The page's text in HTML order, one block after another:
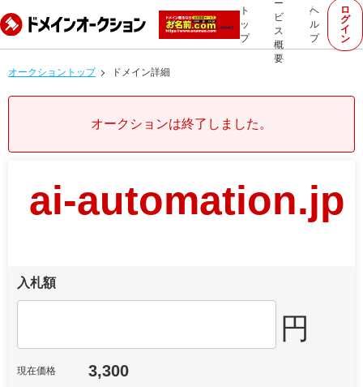
ト
ッ
プ
ー
ビ
ス
概
要
ヘ
ル
プ
ロ
グ
イ
ン
オークショントップ ドメイン詳細
オークションは終了しました。
ai-automation.jp
入札額
円
現在価格 3,300